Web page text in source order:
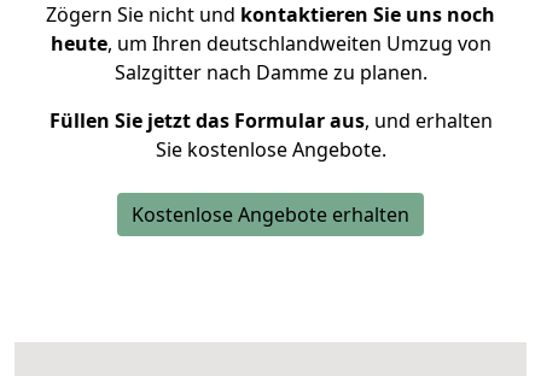
Zögern Sie nicht und kontaktieren Sie uns noch
heute, um Ihren deutschlandweiten Umzug von
Salzgitter nach Damme zu planen.
Füllen Sie jetzt das Formular aus, und erhalten
Sie kostenlose Angebote.
Kostenlose Angebote erhalten